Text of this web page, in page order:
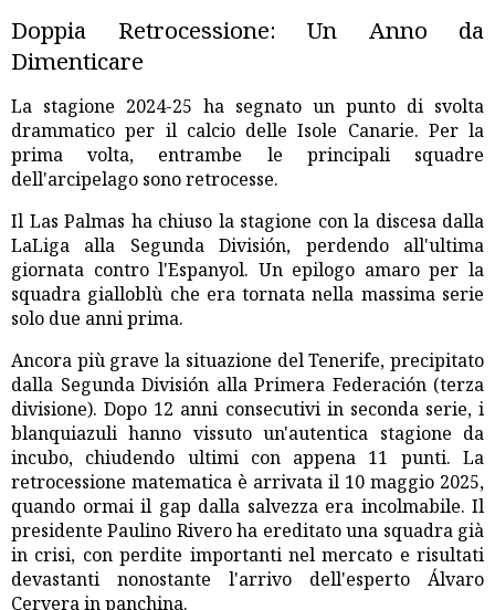
Doppia Retrocessione: Un Anno da
Dimenticare
La stagione 2024-25 ha segnato un punto di svolta
drammatico per il calcio delle Isole Canarie. Per la
prima volta, entrambe le principali squadre
dell'arcipelago sono retrocesse.
Il Las Palmas ha chiuso la stagione con la discesa dalla
LaLiga alla Segunda División, perdendo all'ultima
giornata contro l'Espanyol. Un epilogo amaro per la
squadra gialloblù che era tornata nella massima serie
solo due anni prima.
Ancora più grave la situazione del Tenerife, precipitato
dalla Segunda División alla Primera Federación (terza
divisione). Dopo 12 anni consecutivi in seconda serie, i
blanquiazuli hanno vissuto un'autentica stagione da
incubo, chiudendo ultimi con appena 11 punti. La
retrocessione matematica è arrivata il 10 maggio 2025,
quando ormai il gap dalla salvezza era incolmabile. Il
presidente Paulino Rivero ha ereditato una squadra già
in crisi, con perdite importanti nel mercato e risultati
devastanti nonostante l'arrivo dell'esperto Álvaro
Cervera in panchina.